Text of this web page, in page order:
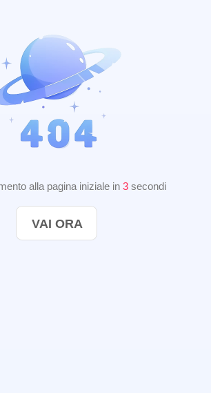
alla pagina iniziale in 2secondi
VAI ORA